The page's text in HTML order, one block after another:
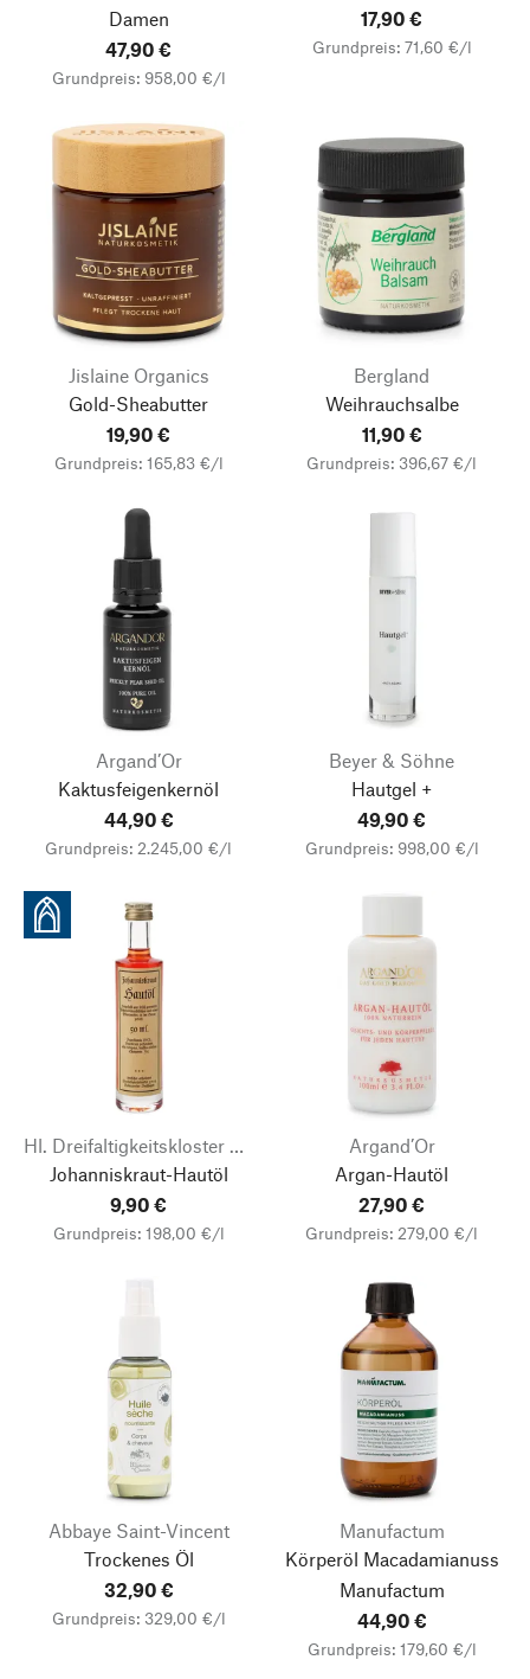
Damen
47,90 €
Grundpreis: 958,00 €/l
17,90 €
Grundpreis: 71,60 €/l
Jislaine Organics
Gold-Sheabutter
19,90 €
Grundpreis: 165,83 €/l
Bergland
Weihrauchsalbe
11,90 €
Grundpreis: 396,67 €/l
Argand’Or
Kaktusfeigenkernöl
44,90 €
Grundpreis: 2.245,00 €/l
Beyer & Söhne
Hautgel +
49,90 €
Grundpreis: 998,00 €/l
Hl. Dreifaltigkeitskloster Buchhagen
Johanniskraut-Hautöl
9,90 €
Grundpreis: 198,00 €/l
Argand’Or
Argan-Hautöl
27,90 €
Grundpreis: 279,00 €/l
Abbaye Saint-Vincent
Trockenes Öl
32,90 €
Grundpreis: 329,00 €/l
Manufactum
Körperöl Macadamianuss
Manufactum
44,90 €
Grundpreis: 179,60 €/l